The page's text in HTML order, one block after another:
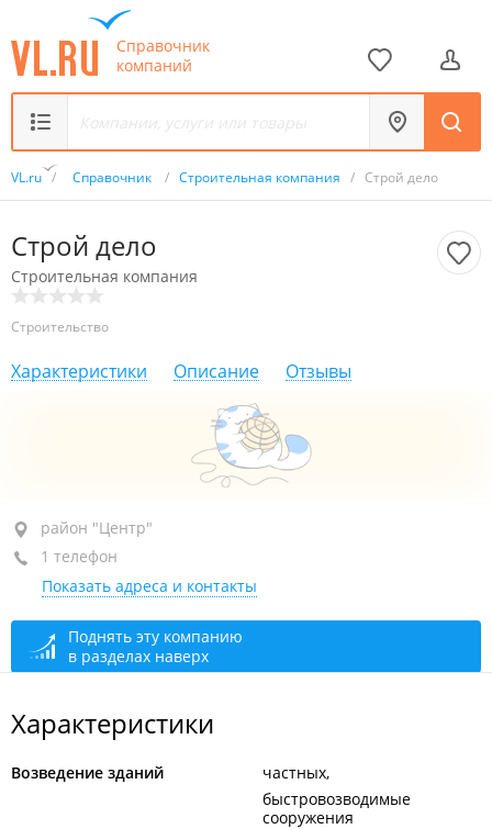
Справочник
компаний
VL.ru / Справочник / Строительная компания / Строй дело
Строй дело
Строительная компания
Строительство
Характеристики Описание Отзывы
район "Центр", ул. Алеутская, 41А
3-й этаж
+7 902 488-70-42
сегодня закрыто
район "Центр"
1 телефон
Показать адреса и контакты
Поднять эту компанию
в разделах наверх
Характеристики
Возведение зданий
частных
быстровозводимые
сооружения